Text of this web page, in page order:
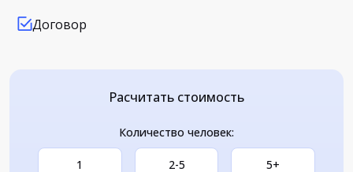
Договор
Расчитать стоимость
Количество человек:
1 2-5 5+